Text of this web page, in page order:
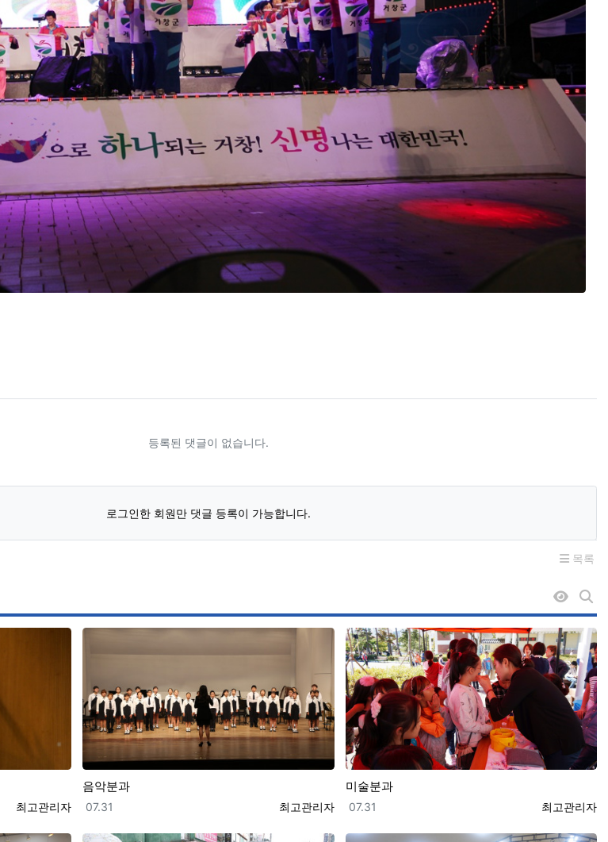
등록된 댓글이 없습니다.
로그인한 회원만 댓글 등록이 가능합니다.
목록
조회순
게
등록자
최고관리자
음악분과
등록자
최고관리자
등록일
07.31
미술분과
등록자
최고관리자
등록일
07.31